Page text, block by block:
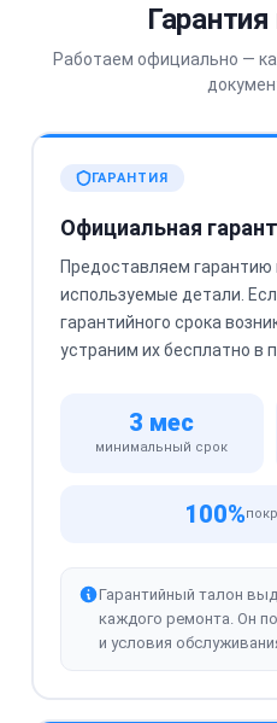
Работаем официально —
ГАРАНТИЯ
Официальная
Предоставляем
используемые детали.
гарантийного срока
устраним их бесплатно в
3 мес
минимальный срок
100%
Гарантийный талон
каждого ремонта. Он
и условия